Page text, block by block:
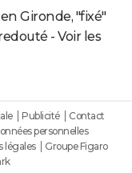
Gironde, "fixé"
- Voir les
Publicité
Contact
personnelles
légales
Groupe Figaro